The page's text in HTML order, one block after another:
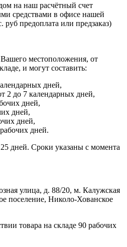
на наш расчётный счет
средствами в офисе нашей
предоплата или предзаказ)
местоположения, от
и могут составить:
дней,
2 до 7 календарных дней,
дней,
дней,
дней,
дней.
дней. Сроки указаны с момента
улица, д. 88/20, м. Калужская
поселение, Николо-Хованское
товара на складе 90 рабочих